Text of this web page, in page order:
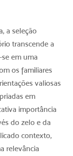
a seleção
transcende a
em uma
os familiares
valiosas
em
importância
do zelo e da
contexto,
relevância